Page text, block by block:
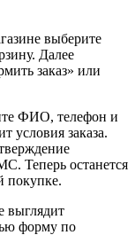
выберите
Далее
заказ» или
ФИО, телефон и
условия заказа.
Теперь останется
покупке.
выглядит
форму по